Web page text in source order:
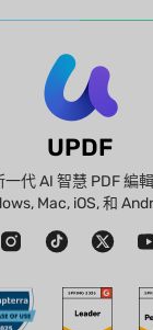
UPDF
一代 AI 智慧 PDF 編
Mac, iOS, 和